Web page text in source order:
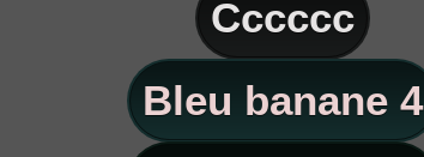
Cccccc
Bleu banane 4